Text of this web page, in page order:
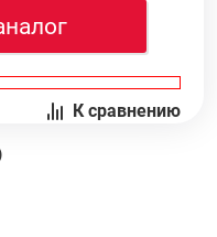
К сравнению